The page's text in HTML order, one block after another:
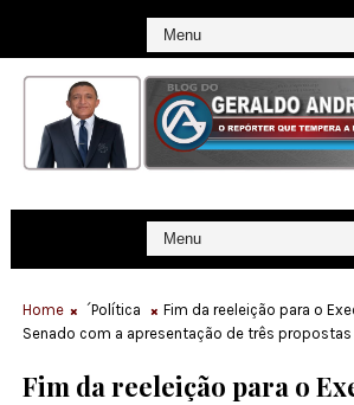
Home ´Política
Fim da reeleição para o
Senado com a apresentação de três propostas
Fim da reeleição para o